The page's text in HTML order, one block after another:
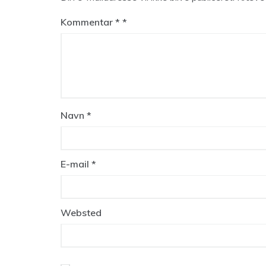
Kommentar *
Navn *
E-mail *
Websted